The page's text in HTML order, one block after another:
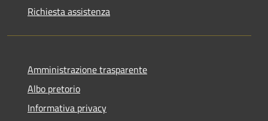
Richiesta assistenza
Amministrazione trasparente
Albo pretorio
Informativa privacy